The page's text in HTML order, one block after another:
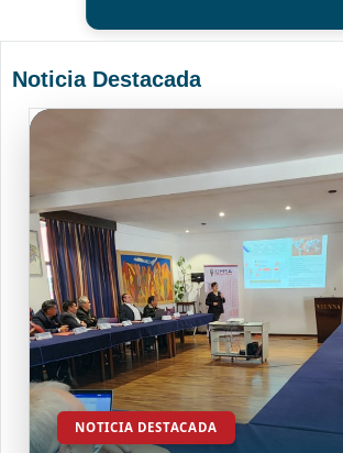
Noticia Destacada
NOTICIA DESTACADA